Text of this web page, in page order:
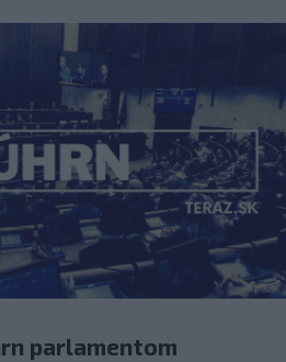
parlamentom